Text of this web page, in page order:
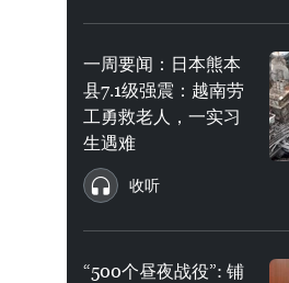
一周要闻：日本熊本
县7.1级强震：越南劳
工勇救老人，一实习
生遇难
收听
“500个昼夜战役”: 铺